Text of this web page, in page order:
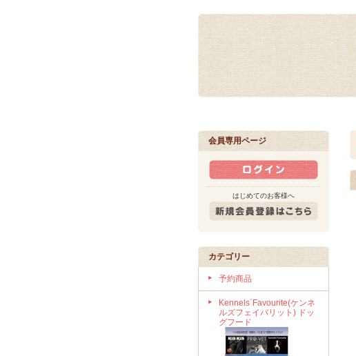
会員専用ページ
はじめてのお客様へ
カテゴリー
予約商品
Kennels`Favourite(ケンネ
ルズフェイバリット) ドッ
グフード